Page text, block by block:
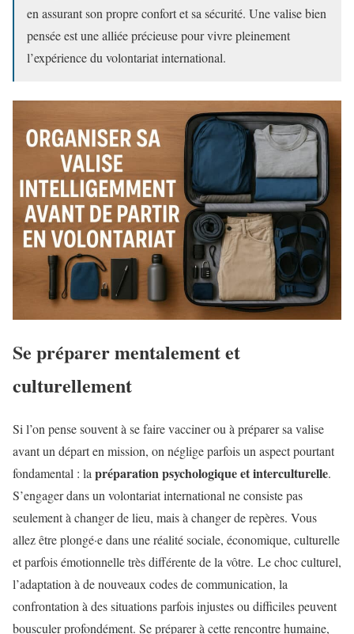
en assurant son propre confort et sa sécurité. Une valise bien
pensée est une alliée précieuse pour vivre pleinement
l’expérience du volontariat international.
Se préparer mentalement et
culturellement
Si l’on pense souvent à se faire vacciner ou à préparer sa valise
avant un départ en mission, on néglige parfois un aspect pourtant
fondamental : la préparation psychologique et interculturelle.
S’engager dans un volontariat international ne consiste pas
seulement à changer de lieu, mais à changer de repères. Vous
allez être plongé·e dans une réalité sociale, économique, culturelle
et parfois émotionnelle très différente de la vôtre. Le choc culturel,
l’adaptation à de nouveaux codes de communication, la
confrontation à des situations parfois injustes ou difficiles peuvent
bousculer profondément. Se préparer à cette rencontre humaine,